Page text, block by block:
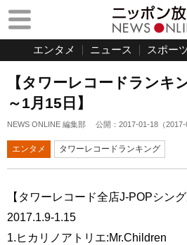
エンタメ ニュース スポー
【タワーレコードランキ
～1月15日】
NEWS ONLINE 編集部 公開： 2017-01-18 （
エンタメ タワーレコードランキング
【タワーレコード全店J-POPシン
2017.1.9-1.15
1.ヒカリノアトリエ:Mr.Children